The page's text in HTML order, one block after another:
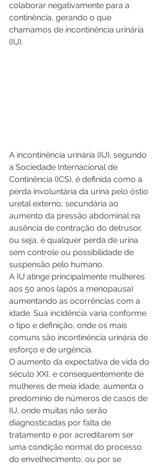
colaborar negativamente para a
continência, gerando o que
chamamos de incontinência urinária
(IU).
A incontinência urinária (IU), segundo
a Sociedade Internacional de
Continência (ICS), é definida como a
perda involuntária da urina pelo óstio
uretal externo, secundária ao
aumento da pressão abdominal na
ausência de contração do detrusor,
ou seja, é qualquer perda de urina
sem controle ou possibilidade de
suspensão pelo humano.
A IU atinge principalmente mulheres
aos 50 anos (após a menopausa)
aumentando as ocorrências com a
idade. Sua incidência varia conforme
o tipo e definição, onde os mais
comuns são incontinência urinária de
esforço e de urgência.
O aumento da expectativa de vida do
século XXI, e consequentemente de
mulheres de meia idade, aumenta o
predomínio de números de casos de
IU, onde muitas não serão
diagnosticadas por falta de
tratamento e por acreditarem ser
uma condição normal do processo
do envelhecimento, ou por se